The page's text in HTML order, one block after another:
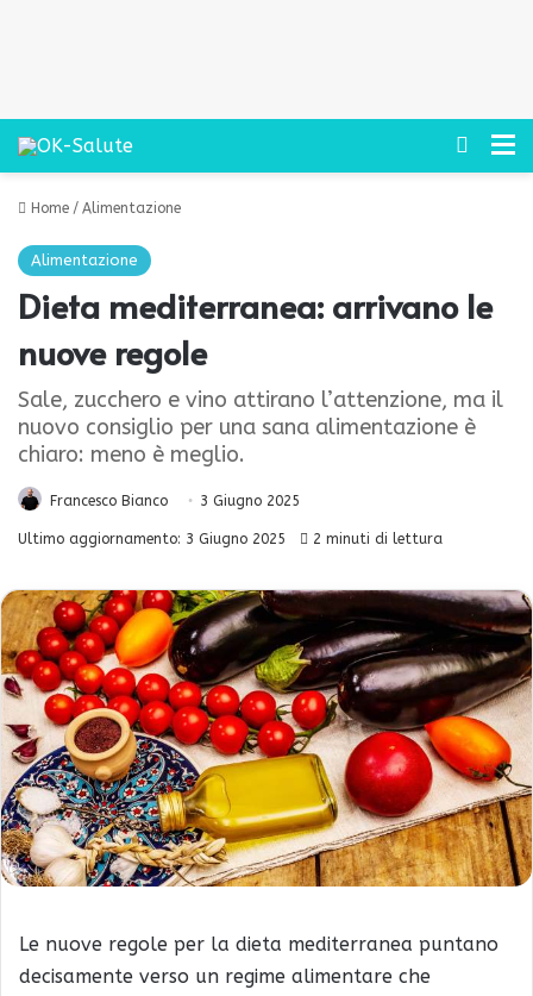
Cerca
Home / Alimentazione
Alimentazione
Dieta mediterranea: arrivano le
nuove regole
Sale, zucchero e vino attirano l’attenzione, ma il
nuovo consiglio per una sana alimentazione è
chiaro: meno è meglio.
Francesco Bianco 3 Giugno 2025
Ultimo aggiornamento: 3 Giugno 2025 2 minuti di lettura
Le nuove regole per la dieta mediterranea puntano
decisamente verso un regime alimentare che